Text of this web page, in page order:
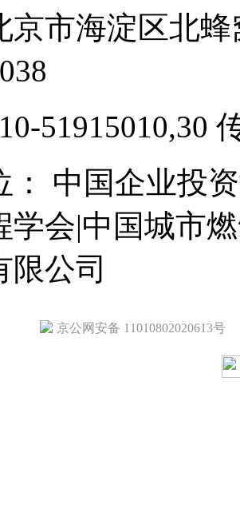
京市海淀区北
51915010,30
： 中国企业投
学会|中国城市
限公司
京公网安备 11010802020613号